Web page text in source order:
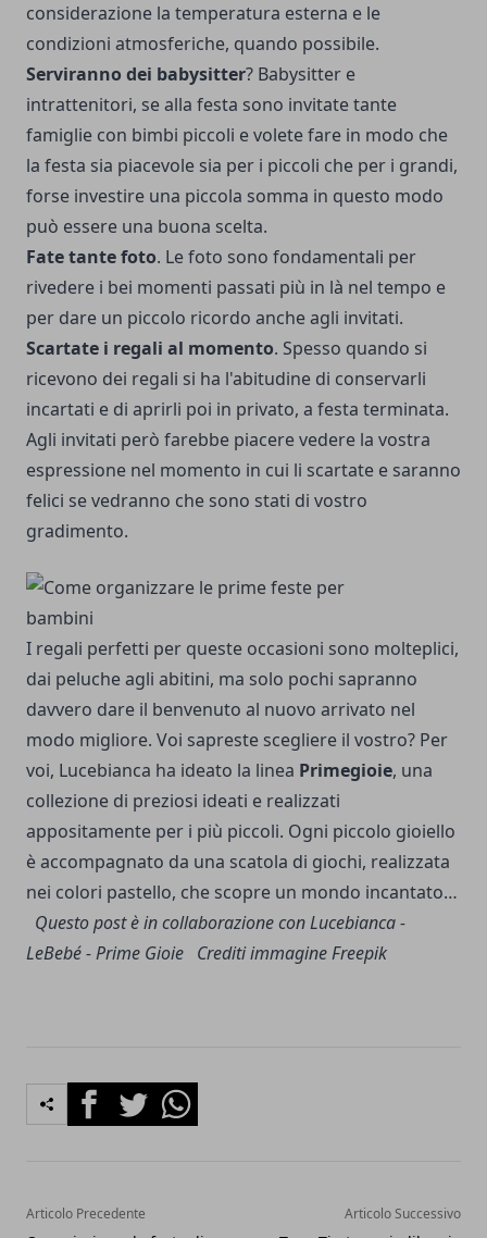
considerazione la temperatura esterna e le
condizioni atmosferiche, quando possibile.
Serviranno dei babysitter? Babysitter e
intrattenitori, se alla festa sono invitate tante
famiglie con bimbi piccoli e volete fare in modo che
la festa sia piacevole sia per i piccoli che per i grandi,
forse investire una piccola somma in questo modo
può essere una buona scelta.
Fate tante foto. Le foto sono fondamentali per
rivedere i bei momenti passati più in là nel tempo e
per dare un piccolo ricordo anche agli invitati.
Scartate i regali al momento. Spesso quando si
ricevono dei regali si ha l'abitudine di conservarli
incartati e di aprirli poi in privato, a festa terminata.
Agli invitati però farebbe piacere vedere la vostra
espressione nel momento in cui li scartate e saranno
felici se vedranno che sono stati di vostro
gradimento.
I regali perfetti per queste occasioni sono molteplici,
dai peluche agli abitini, ma solo pochi sapranno
davvero dare il benvenuto al nuovo arrivato nel
modo migliore. Voi sapreste scegliere il vostro? Per
voi, Lucebianca ha ideato la linea Primegioie, una
collezione di preziosi ideati e realizzati
appositamente per i più piccoli. Ogni piccolo gioiello
è accompagnato da una scatola di giochi, realizzata
nei colori pastello, che scopre un mondo incantato…
Questo post è in collaborazione conLucebianca-
LeBebé - Prime Gioie Crediti immagineFreepik
FacebookTwitterWhatsapp
Articolo Precedente Articolo Successivo